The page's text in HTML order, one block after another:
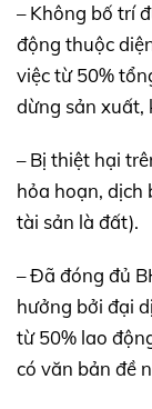
– Không bố trí
động thuộc
việc từ 50%
dừng sản xuất,
– Bị thiệt hại
hỏa hoạn, dịch
tài sản là đất).
– Đã đóng đủ
hưởng bởi đại
từ 50% lao
có văn bản đề